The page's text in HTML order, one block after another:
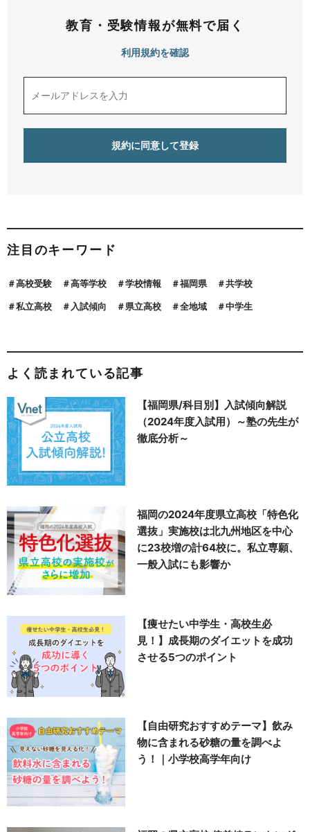
教育・受験情報が無料で届く
利用規約を確認
注目のキーワード
高校受験 高等学校 学校情報 福岡県 共学校
私立高校 入試傾向 県立高校 全地域 中学生
よく読まれている記事
【福岡県/科目別】入試傾向解説
（2024年度入試用）～塾の先生が
徹底分析～
福岡の2024年度県立高校「特色化
選抜」実施校は北九州地区を中心
に23校増の計64校に。私立専願、
一般入試にも影響か
【痩せたい中学生・高校生必
見！】成長期のダイエットを成功
させる5つのポイント
【自由研究おすすめテーマ】飲み
物に含まれる砂糖の量を調べよ
う！｜小学校高学年向け